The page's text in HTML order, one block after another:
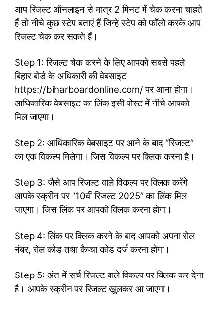
आप रिजल्ट ऑनलाइन से मात्र 2 मिनट में चेक करना चाहते
हैं तो नीचे कुछ स्टेप बताएं हैं जिन्हें स्टेप को फॉलो करके आप
रिजल्ट चेक कर सकते हैं।
Step 1: रिजल्ट चेक करने के लिए आपको सबसे पहले
बिहार बोर्ड के अधिकारी की वेबसाइट
https://biharboardonline.com/ पर आना होगा।
आधिकारिक वेबसाइट का लिंक इसी पोस्ट में नीचे आपको
मिल जाएगा।
Step 2: आधिकारिक वेबसाइट पर आने के बाद “रिजल्ट”
का एक विकल्प मिलेगा। जिस विकल्प पर क्लिक करना है।
Step 3: जैसे आप रिजल्ट वाले विकल्प पर क्लिक करेंगे
आपके स्क्रीन पर “10वीं रिजल्ट 2025” का लिंक मिल
जाएगा। जिस लिंक पर आपको क्लिक करना होगा।
Step 4: लिंक पर क्लिक करने के बाद आपको अपना रोल
नंबर, रोल कोड तथा कैप्चा कोड दर्ज करना होगा।
Step 5: अंत में सर्च रिजल्ट वाले विकल्प पर क्लिक कर देना
है। आपके स्क्रीन पर रिजल्ट खुलकर आ जाएगा।